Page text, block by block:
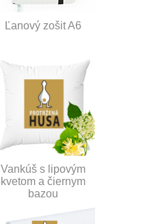
Ľanový zošit A6
Vankúš s lipovým
kvetom a čiernym
bazou